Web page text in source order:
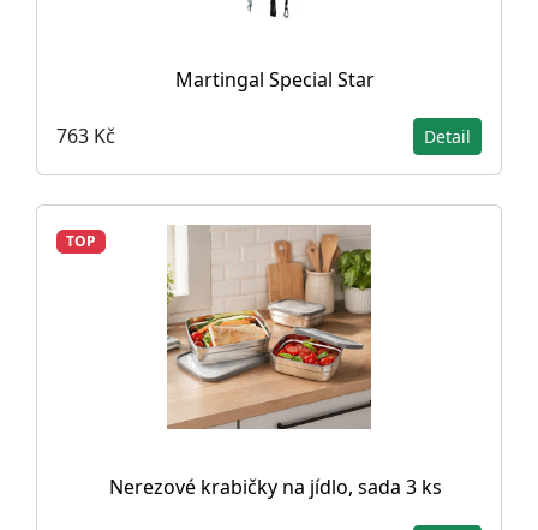
Martingal Special Star
763 Kč Detail
TOP
Nerezové krabičky na jídlo, sada 3 ks